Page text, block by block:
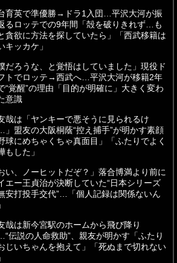
育英で準優勝→ドラ1入団…平沢大河が振
るロッテでの9年間「殻を破りきれず…も
貪欲に方法を探していたら」「西武移籍は
キッカケ」
だろうな、と覚悟はしていました」現役ド
トでロッテ→西武へ…平沢大河が移籍2年
“覚醒”の理由「目的が明確に」大きく変わ
意識
哉は「ヤンキーで悪そうに見られるけ
」盟友の大阪桐蔭“控え捕手”が明かす素顔
球にめちゃくちゃ真面目」「ふたりでよく
もした」
い、ノーヒットだぞ？」落合博満より前に
エー王貞治が決断していた“日本シリーズ
安打投手交代”…「個人記録は関係ないん
哉は新今宮駅のホームから飛び降り
伝説の人命救助”、親友が明かす「ふたり
じいちゃんを抱えて」「死ぬまで切れない